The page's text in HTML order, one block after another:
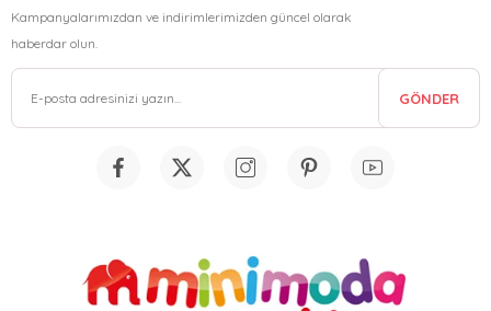
Kampanyalarımızdan ve indirimlerimizden güncel olarak
haberdar olun.
GÖNDER